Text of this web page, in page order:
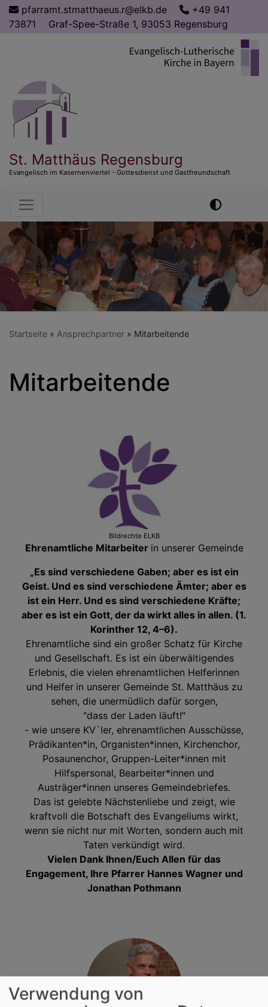
Direkt
zum
Inhalt
pfarramt.stmatthaeus.r@elkb.de
+49 941
73871
Graf-Spee-Straße 1, 93053 Regensburg
St. Matthäus Regensburg
Evangelisch im Kasernenviertel - Gottesdienst und Gastfreundschaft
Hauptnavigation
Startseite Ansprechpartner Mitarbeitende
Mitarbeitende
Bildrechte ELKB
Ehrenamtliche Mitarbeiter in unserer Gemeinde
„Es sind verschiedene Gaben; aber es ist ein
Geist. Und es sind verschiedene Ämter; aber es
ist ein Herr. Und es sind verschiedene Kräfte;
aber es ist ein Gott, der da wirkt alles in allen. (1.
Korinther 12, 4–6).
Ehrenamtliche sind ein großer Schatz für Kirche
und Gesellschaft. Es ist ein überwältigendes
Erlebnis, die vielen ehrenamtlichen Helferinnen
und Helfer in unserer Gemeinde St. Matthäus zu
sehen, die unermüdlich dafür sorgen,
"dass der Laden läuft!"
- wie unsere KV`ler, ehrenamtlichen Ausschüsse,
Prädikanten*in, Organisten*innen, Kirchenchor,
Posaunenchor, Gruppen-Leiter*innen mit
Hilfspersonal, Bearbeiter*innen und
Austräger*innen unseres Gemeindebriefes.
Das ist gelebte Nächstenliebe und zeigt, wie
kraftvoll die Botschaft des Evangeliums wirkt,
wenn sie nicht nur mit Worten, sondern auch mit
Taten verkündigt wird.
Vielen Dank Ihnen/Euch Allen für das
Engagement, Ihre Pfarrer Hannes Wagner und
Jonathan Pothmann
Verwendung von